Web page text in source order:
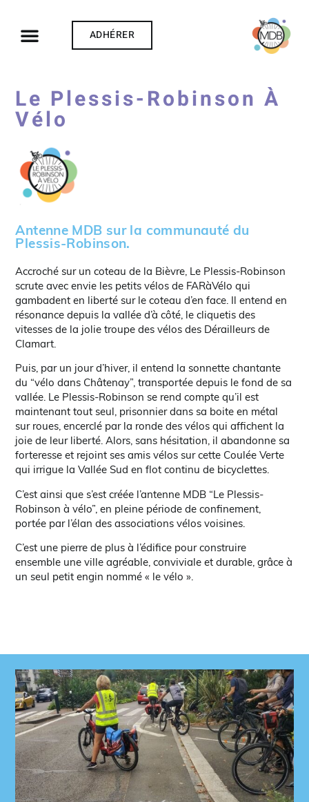
ADHÉRER
Le Plessis-Robinson À
Vélo
Antenne MDB sur la communauté du
Plessis-Robinson.
Accroché sur un coteau de la Bièvre, Le Plessis-Robinson
scrute avec envie les petits vélos de FARàVélo qui
gambadent en liberté sur le coteau d’en face. Il entend en
résonance depuis la vallée d’à côté, le cliquetis des
vitesses de la jolie troupe des vélos des Dérailleurs de
Clamart.
Puis, par un jour d’hiver, il entend la sonnette chantante
du “vélo dans Châtenay”, transportée depuis le fond de sa
vallée. Le Plessis-Robinson se rend compte qu’il est
maintenant tout seul, prisonnier dans sa boite en métal
sur roues, encerclé par la ronde des vélos qui affichent la
joie de leur liberté. Alors, sans hésitation, il abandonne sa
forteresse et rejoint ses amis vélos sur cette Coulée Verte
qui irrigue la Vallée Sud en flot continu de bicyclettes.
C’est ainsi que s’est créée l’antenne MDB “Le Plessis-
Robinson à vélo”, en pleine période de confinement,
portée par l’élan des associations vélos voisines.
C’est une pierre de plus à l’édifice pour construire
ensemble une ville agréable, conviviale et durable, grâce à
un seul petit engin nommé « le vélo ».